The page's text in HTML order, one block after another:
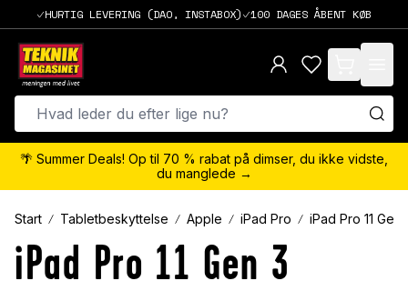
HURTIG LEVERING (DAO, INSTABOX) 100 DAGES ÅBENT KØB
items in cart,
🌴 Summer Deals! Op til 70 % rabat på dimser, du ikke vidste,
du manglede →
Start Tabletbeskyttelse Apple iPad Pro iPad Pro 11 Gen
iPad Pro 11 Gen 3